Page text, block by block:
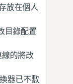
放在個人
目錄配置
線的將改
器已不敷